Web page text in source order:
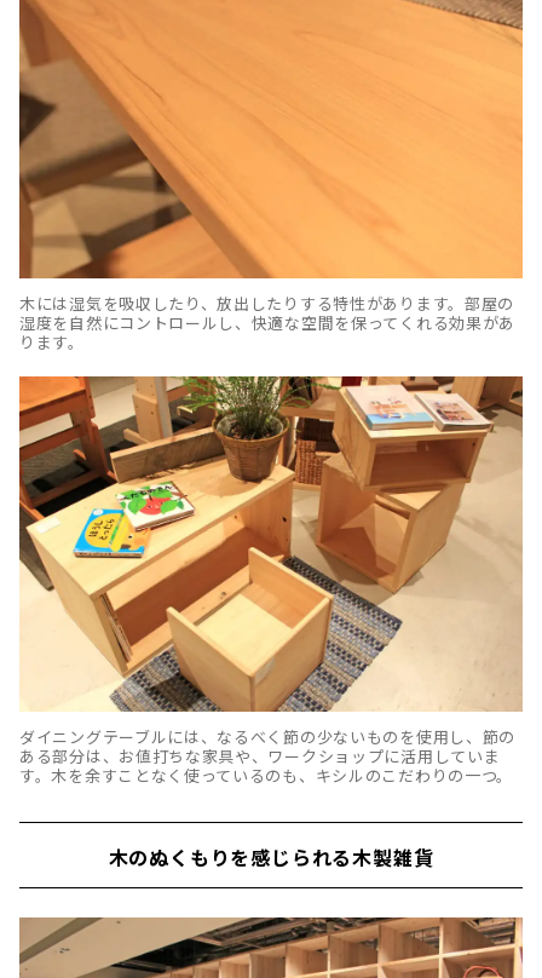
木には湿気を吸収したり、放出したりする特性があります。部屋の
湿度を自然にコントロールし、快適な空間を保ってくれる効果があ
ります。
ダイニングテーブルには、なるべく節の少ないものを使用し、節の
ある部分は、お値打ちな家具や、ワークショップに活用していま
す。木を余すことなく使っているのも、キシルのこだわりの一つ。
木のぬくもりを感じられる木製雑貨